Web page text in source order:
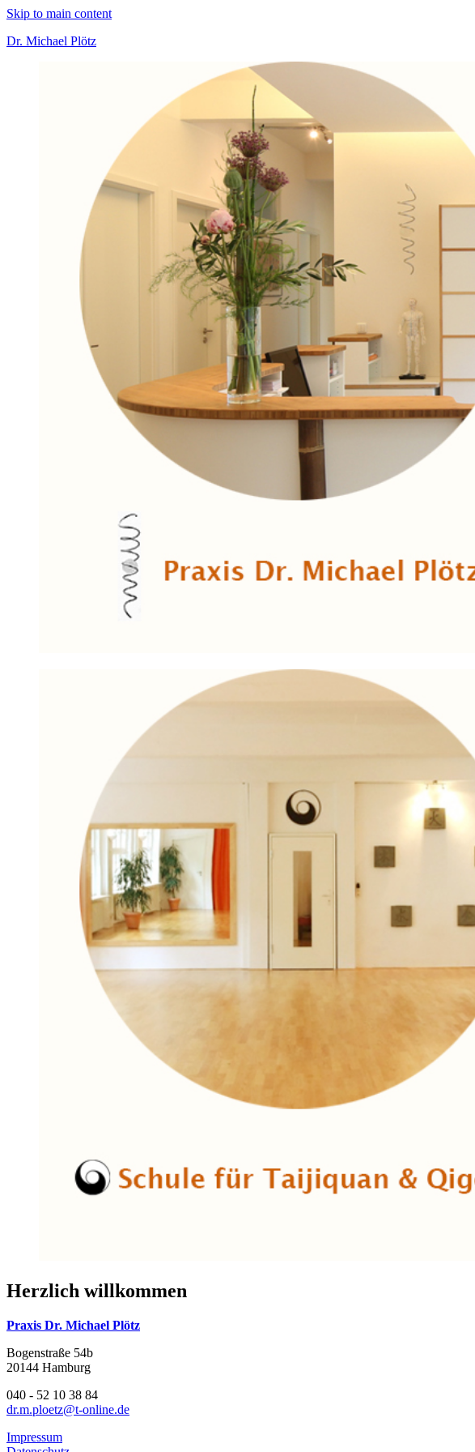
Skip to main content
Dr. Michael Plötz
Herzlich willkommen
Praxis Dr. Michael Plötz
Bogenstraße 54b
20144 Hamburg
040 - 52 10 38 84
dr.m.ploetz@t-online.de
Impressum